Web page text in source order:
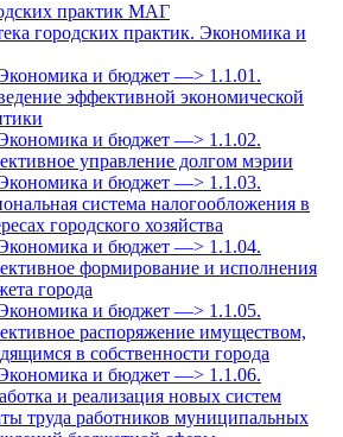
практик МАГ
городских практик. Экономика и
и бюджет —> 1.1.01.
эффективной экономической
и бюджет —> 1.1.02.
управление долгом мэрии
и бюджет —> 1.1.03.
система налогообложения в
городского хозяйства
и бюджет —> 1.1.04.
формирование и исполнения
города
и бюджет —> 1.1.05.
распоряжение имуществом,
в собственности города
и бюджет —> 1.1.06.
и реализация новых систем
труда работников муниципальных